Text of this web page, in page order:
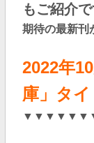
もご紹介で
期待の最新刊
2022年10
庫」タ